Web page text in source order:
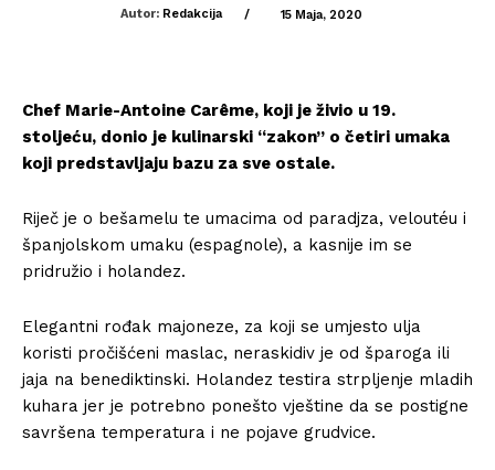
Autor: Redakcija / 15 Maja, 2020
Chef Marie-Antoine Carême, koji je živio u 19.
stoljeću, donio je kulinarski “zakon” o četiri umaka
koji predstavljaju bazu za sve ostale.
Riječ je o bešamelu te umacima od paradjza, veloutéu i
španjolskom umaku (espagnole), a kasnije im se
pridružio i holandez.
Elegantni rođak majoneze, za koji se umjesto ulja
koristi pročišćeni maslac, neraskidiv je od šparoga ili
jaja na benediktinski. Holandez testira strpljenje mladih
kuhara jer je potrebno ponešto vještine da se postigne
savršena temperatura i ne pojave grudvice.